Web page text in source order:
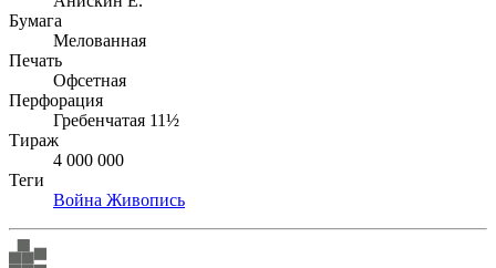
Бумага
Мелованная
Печать
Офсетная
Перфорация
Гребенчатая 11½
Тираж
4 000 000
Теги
Война Живопись